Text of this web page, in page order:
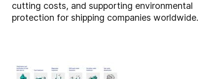
cutting costs, and supporting environmental
protection for shipping companies worldwide.